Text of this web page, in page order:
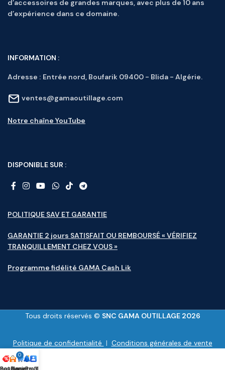
d’accessoires de grandes marques, avec plus de 10 ans
d’expérience dans ce domaine.
INFORMATION :
Adresse : Entrée nord, Boufarik 09400 - Blida - Algérie.
ventes@gamaoutillage.com
Notre chaîne YouTube
DISPONIBLE SUR :
POLITIQUE SAV ET GARANTIE
GARANTIE 2 jours SATISFAIT OU REMBOURSÉ « VÉRIFIEZ
TRANQUILLEMENT CHEZ VOUS »
Programme fidélité GAMA Cash Lik
Tous droits réservés © SNC GAMA OUTILLAGE 2026
Politique de confidentialité | Conditions générales de vente
Boutique
0
Panier
Nouveauté
Profile